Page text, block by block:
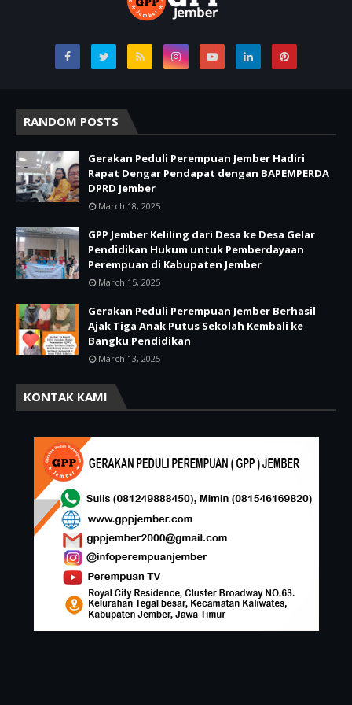
RANDOM POSTS
Gerakan Peduli Perempuan Jember Hadiri
Rapat Dengar Pendapat dengan BAPEMPERDA
DPRD Jember
March 18, 2025
GPP Jember Keliling dari Desa ke Desa Gelar
Pendidikan Hukum untuk Pemberdayaan
Perempuan di Kabupaten Jember
March 15, 2025
Gerakan Peduli Perempuan Jember Berhasil
Ajak Tiga Anak Putus Sekolah Kembali ke
Bangku Pendidikan
March 13, 2025
KONTAK KAMI